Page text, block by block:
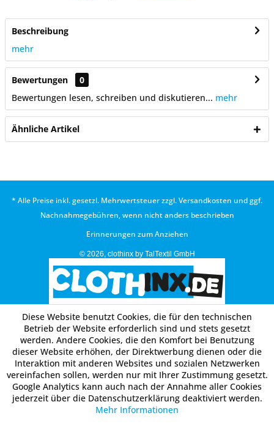
Beschreibung
mehr
Bewertungen
0
Bewertungen lesen, schreiben und diskutieren... mehr
Ähnliche Artikel
* Alle Preise inkl. gesetzl. Mehrwertsteuer zzgl.Versandkosten und ggf.
Nachnahmegebühren, wenn nicht anders beschrieben
Erinnerungen zum Anziehen
© 2026, clothinx by TalTextil GmbH
Diese Website benutzt Cookies, die für den technischen
Betrieb der Website erforderlich sind und stets gesetzt
werden. Andere Cookies, die den Komfort bei Benutzung
dieser Website erhöhen, der Direktwerbung dienen oder die
Interaktion mit anderen Websites und sozialen Netzwerken
vereinfachen sollen, werden nur mit Ihrer Zustimmung gesetzt.
Google Analytics kann auch nach der Annahme aller Cookies
jederzeit über die Datenschutzerklärung deaktiviert werden.
Mehr Informationen